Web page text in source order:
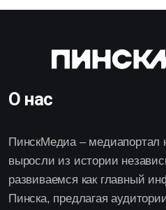
О нас
ПинскМедиа – медиапортал
выросли из истории
развиваемся как главный
Пинска, предлагая